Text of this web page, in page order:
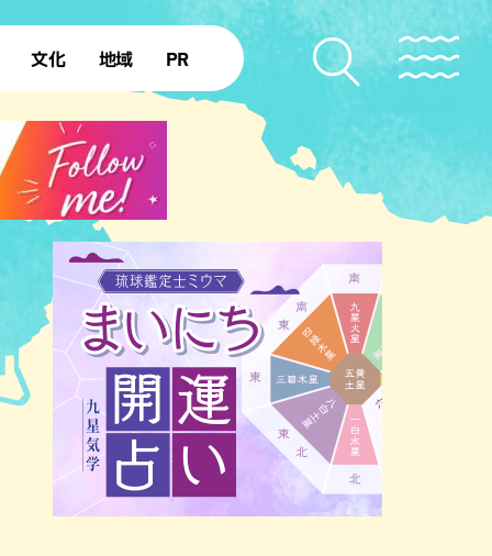
文化
復帰50年
地域
本島北部
本島南部 先島諸島
北部離島
PR